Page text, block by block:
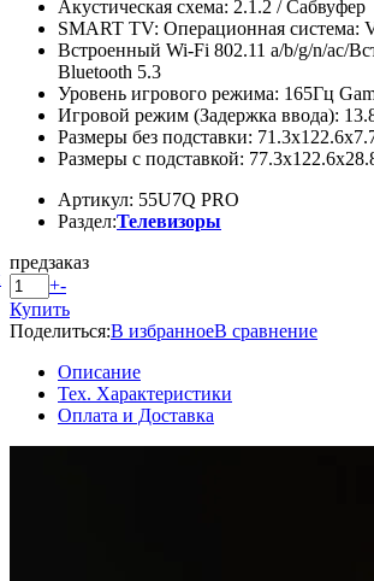
Акустическая схема: 2.1.2 / Сабвуфер
SMART TV: Операционная система:
Встроенный Wi-Fi 802.11 a/b/g/n/ac/
Bluetooth 5.3
Уровень игрового режима: 165Гц
Игровой режим (Задержка ввода):
Размеры без подставки:
Размеры с подставкой:
Артикул: 55U7Q PRO
Раздел:Телевизоры
предзаказ
+-
Купить
Поделиться:В избранноеВ сравнение
Описание
Тех. Характеристики
Оплата и Доставка